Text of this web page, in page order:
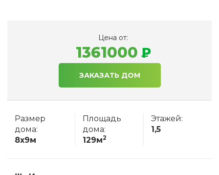
Цена от:
1361000
ЗАКАЗАТЬ ДОМ
Размер
дома:
8x9м
Площадь
дома:
129м2
Этажей:
1,5